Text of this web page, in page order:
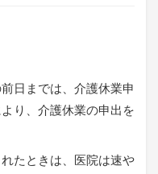
日までは、介護休業申
り、介護休業の申出を
たときは、医院は速や